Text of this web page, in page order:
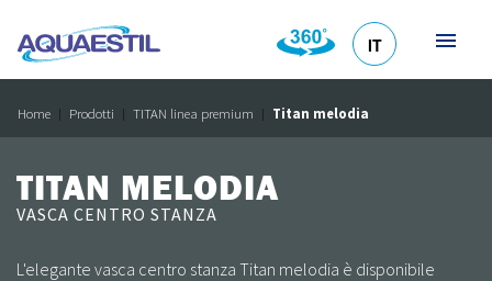
IT
Home Prodotti TITAN linea premium Titan melodia
TITAN MELODIA
VASCA CENTRO STANZA
L'elegante vasca centro stanza Titan melodia è disponibile